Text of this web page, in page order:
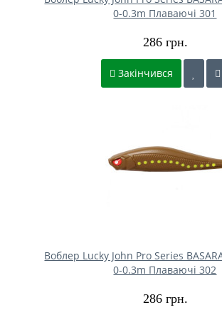
0-0.3m Плаваючі 301
286 грн.
Закінчився
Воблер Lucky John Pro Series
0-0.3m Плаваючі 302
286 грн.